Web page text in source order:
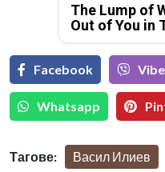
The Lump of
Out of You in
Facebook
Whatsapp
Тагове: Васил Илиев